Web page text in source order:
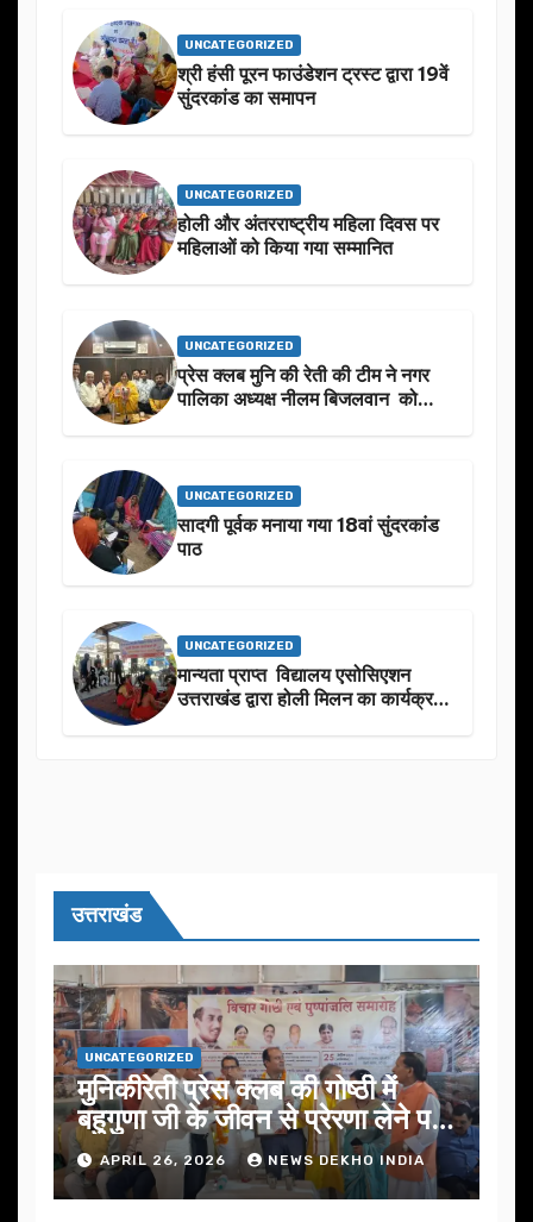
UNCATEGORIZED
श्री हंसी पूरन फाउंडेशन ट्रस्ट द्वारा 19वें
सुंदरकांड का समापन
UNCATEGORIZED
होली और अंतरराष्ट्रीय महिला दिवस पर
महिलाओं को किया गया सम्मानित
UNCATEGORIZED
प्रेस क्लब मुनि की रेती की टीम ने नगर
पालिका अध्यक्ष नीलम बिजलवान को
UNCATEGORIZED
सादगी पूर्वक मनाया गया 18वां सुंदरकांड
पाठ
UNCATEGORIZED
मान्यता प्राप्त विद्यालय एसोसिएशन
उत्तराखंड द्वारा होली मिलन का कार्यक्रम
उत्तराखंड
UNCATEGORIZED
मुनिकीरेती प्रेस क्लब की गोष्ठी में
बहुगुणा जी के जीवन से प्रेरणा लेने पर
जोरAPRIL 26, 2026 NEWS DEKHO INDIA